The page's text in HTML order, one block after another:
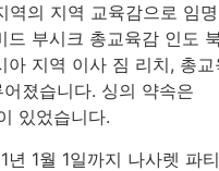
역의 지역 교육감으로 임
드 부시크 총교육감 인도
아 지역 이사 짐 리치, 총교
졌습니다. 싱의 약속은
있었습니다.
1월 1일까지 나사렛 파